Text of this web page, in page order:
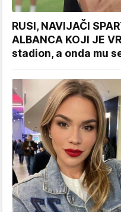
RUSI, NAVIJAČI
ALBANCA KOJI JE
stadion, a onda mu